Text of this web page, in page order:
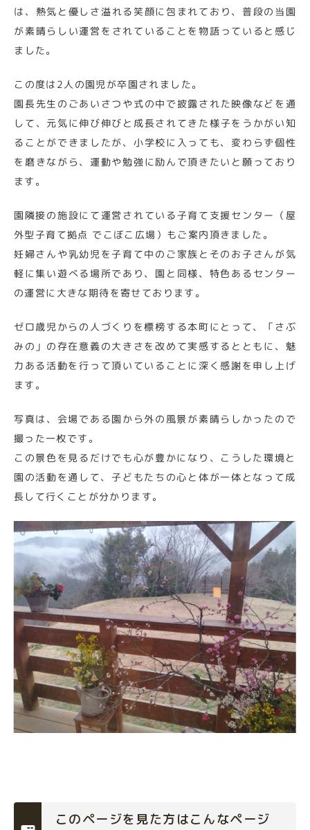
は、熱気と優しさ溢れる笑顔に包まれており、普段の当園
が素晴らしい運営をされていることを物語っていると感じ
ました。
この度は2人の園児が卒園されました。
園長先生のごあいさつや式の中で披露された映像などを通
して、元気に伸び伸びと成長されてきた様子をうかがい知
ることができましたが、小学校に入っても、変わらず個性
を磨きながら、運動や勉強に励んで頂きたいと願っており
ます。
園隣接の施設にて運営されている子育て支援センター（屋
外型子育て拠点 でこぼこ広場）もご案内頂きました。
妊婦さんや乳幼児を子育て中のご家族とそのお子さんが気
軽に集い遊べる場所であり、園と同様、特色あるセンター
の運営に大きな期待を寄せております。
ゼロ歳児からの人づくりを標榜する本町にとって、「さぶ
みの」の存在意義の大きさを改めて実感するとともに、魅
力ある活動を行って頂いていることに深く感謝を申し上げ
ます。
写真は、会場である園から外の風景が素晴らしかったので
撮った一枚です。
この景色を見るだけでも心が豊かになり、こうした環境と
園の活動を通して、子どもたちの心と体が一体となって成
長して行くことが分かります。
このページを見た方はこんなページ